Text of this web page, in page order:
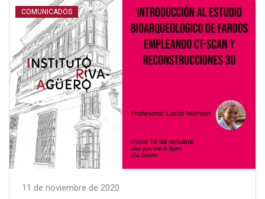
COMUNICADOS
11 de noviembre de 2020